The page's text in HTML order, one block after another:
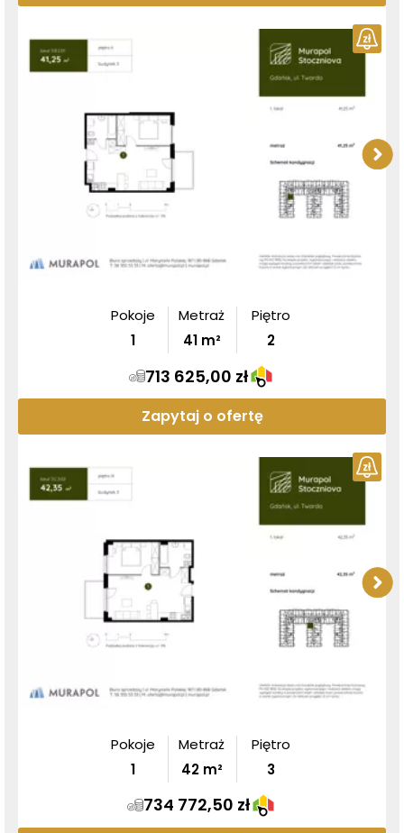
Pokoje
1
Metraż
41m²
Piętro
2
713 625,00 zł
Zapytaj o ofertę
Pokoje
1
Metraż
42m²
Piętro
3
734 772,50 zł